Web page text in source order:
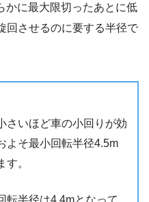
かに最大限切ったあとに低
回させるのに要する半径で
さいほど車の小回りが効
よそ最小回転半径4.5m
。
転半径は4.4mとなって